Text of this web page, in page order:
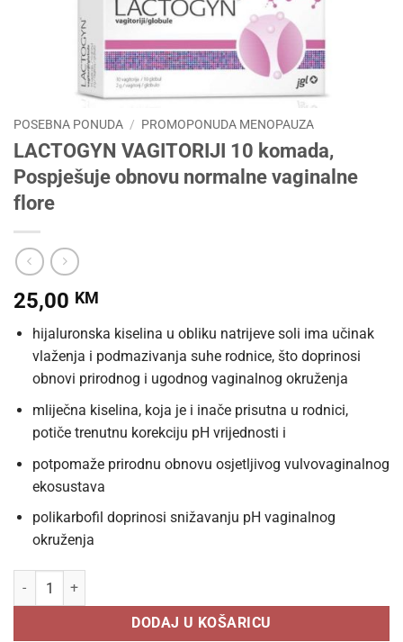
POSEBNA PONUDA / PROMOPONUDA MENOPAUZA
LACTOGYN VAGITORIJI 10 komada,
Pospješuje obnovu normalne vaginalne
flore
25,00 KM
hijaluronska kiselina u obliku natrijeve soli ima učinak
vlaženja i podmazivanja suhe rodnice, što doprinosi
obnovi prirodnog i ugodnog vaginalnog okruženja
mliječna kiselina, koja je i inače prisutna u rodnici,
potiče trenutnu korekciju pH vrijednosti i
potpomaže prirodnu obnovu osjetljivog vulvovaginalnog
ekosustava
polikarbofil doprinosi snižavanju pH vaginalnog
okruženja
LACTOGYN VAGITORIJI 10 komada, Pospješuje obnovu normalne
DODAJ U KOŠARICU